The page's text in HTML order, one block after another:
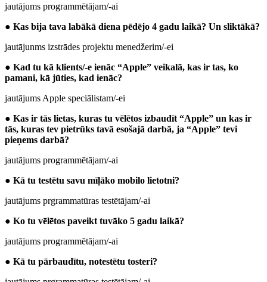
jautājums programmētājam/-ai
● Kas bija tava labākā diena pēdējo 4 gadu laikā? Un sliktākā?
jautājunms izstrādes projektu menedžerim/-ei
● Kad tu kā klients/-e ienāc “Apple” veikalā, kas ir tas, ko
pamani, kā jūties, kad ienāc?
jautājums Apple speciālistam/-ei
● Kas ir tās lietas, kuras tu vēlētos izbaudīt “Apple” un kas ir
tās, kuras tev pietrūks tavā esošajā darbā, ja “Apple” tevi
pieņems darbā?
jautājums programmētājam/-ai
● Kā tu testētu savu mīļāko mobilo lietotni?
jautājums prgrammatūras testētājam/-ai
● Ko tu vēlētos paveikt tuvāko 5 gadu laikā?
jautājums programmētājam/-ai
● Kā tu pārbaudītu, notestētu tosteri?